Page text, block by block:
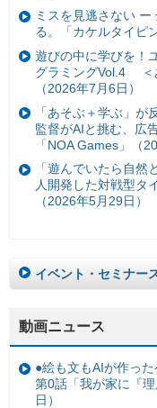
ミスを見逃さない
る。「カケルタイピ
遊びの中に学びを！
グラミングVol.4 ＜
（2026年7月6日）
「あそぶ＋学ぶ」
監督がAIと挑む、広
「NOA Games」（
「遊んでいたら自
人開発した対戦型タ
（2026年5月29日）
イベント・セミナー
動画ニュース
●絵も文もAIが作っ
第0話「我が家に『
日）